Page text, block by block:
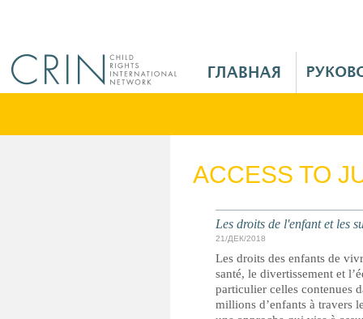
M
n
ACCESS TO
Les droits de l'enfant et les
21/ДЕК/2018
Les droits des enfants de
santé, le divertissement et
particulier celles contenues
millions d’enfants à travers